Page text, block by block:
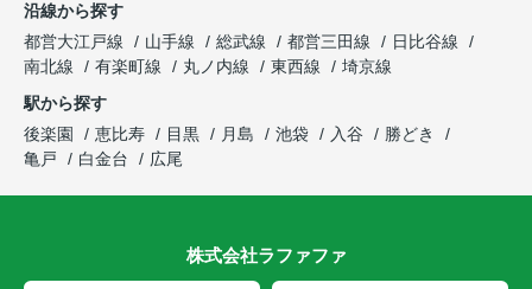
沿線から探す
都営大江戸線
山手線 総武線 都営三田線
日比谷線
南北線
有楽町線 丸ノ内線 東西線
埼京線
駅から探す
後楽園
恵比寿 目黒 月島 池袋 入谷
勝どき
亀戸
白金台 広尾
株式会社ラファファ